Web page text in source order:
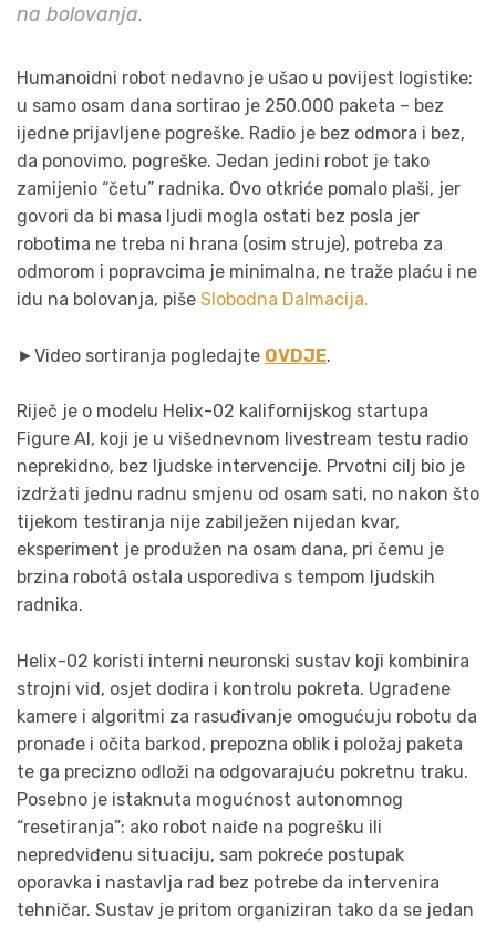
na bolovanja.
Humanoidni robot nedavno je ušao u povijest logistike:
u samo osam dana sortirao je 250.000 paketa – bez
ijedne prijavljene pogreške. Radio je bez odmora i bez,
da ponovimo, pogreške. Jedan jedini robot je tako
zamijenio “četu” radnika. Ovo otkriće pomalo plaši, jer
govori da bi masa ljudi mogla ostati bez posla jer
robotima ne treba ni hrana (osim struje), potreba za
odmorom i popravcima je minimalna, ne traže plaću i ne
idu na bolovanja, piše Slobodna Dalmacija.
►Video sortiranja pogledajte OVDJE.
Riječ je o modelu Helix-02 kalifornijskog startupa
Figure AI, koji je u višednevnom livestream testu radio
neprekidno, bez ljudske intervencije. Prvotni cilj bio je
izdržati jednu radnu smjenu od osam sati, no nakon što
tijekom testiranja nije zabilježen nijedan kvar,
eksperiment je produžen na osam dana, pri čemu je
brzina robotâ ostala usporediva s tempom ljudskih
radnika.
Helix-02 koristi interni neuronski sustav koji kombinira
strojni vid, osjet dodira i kontrolu pokreta. Ugrađene
kamere i algoritmi za rasuđivanje omogućuju robotu da
pronađe i očita barkod, prepozna oblik i položaj paketa
te ga precizno odloži na odgovarajuću pokretnu traku.
Posebno je istaknuta mogućnost autonomnog
“resetiranja”: ako robot naiđe na pogrešku ili
nepredviđenu situaciju, sam pokreće postupak
oporavka i nastavlja rad bez potrebe da intervenira
tehničar. Sustav je pritom organiziran tako da se jedan